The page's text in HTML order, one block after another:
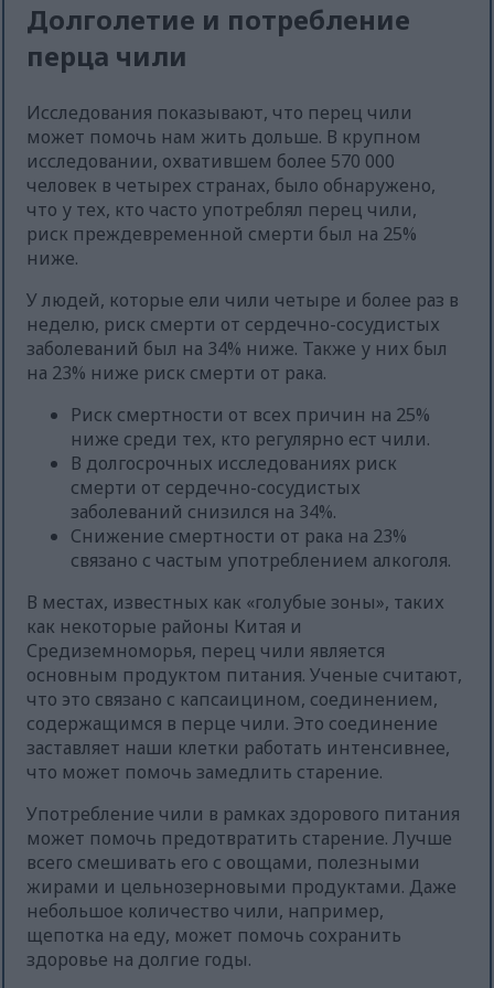
Долголетие и потребление
перца чили
Исследования показывают, что перец чили
может помочь нам жить дольше. В крупном
исследовании, охватившем более 570 000
человек в четырех странах, было обнаружено,
что у тех, кто часто употреблял перец чили,
риск преждевременной смерти был на 25%
ниже.
У людей, которые ели чили четыре и более раз в
неделю, риск смерти от сердечно-сосудистых
заболеваний был на 34% ниже. Также у них был
на 23% ниже риск смерти от рака.
Риск смертности от всех причин на 25%
ниже среди тех, кто регулярно ест чили.
В долгосрочных исследованиях риск
смерти от сердечно-сосудистых
заболеваний снизился на 34%.
Снижение смертности от рака на 23%
связано с частым употреблением алкоголя.
В местах, известных как «голубые зоны», таких
как некоторые районы Китая и
Средиземноморья, перец чили является
основным продуктом питания. Ученые считают,
что это связано с капсаицином, соединением,
содержащимся в перце чили. Это соединение
заставляет наши клетки работать интенсивнее,
что может помочь замедлить старение.
Употребление чили в рамках здорового питания
может помочь предотвратить старение. Лучше
всего смешивать его с овощами, полезными
жирами и цельнозерновыми продуктами. Даже
небольшое количество чили, например,
щепотка на еду, может помочь сохранить
здоровье на долгие годы.